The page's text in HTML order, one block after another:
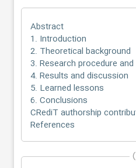
Abstract
1. Introduction
2. Theoretical background
3. Research procedure
4. Results and discussion
5. Learned lessons
6. Conclusions
CRediT authorship
References